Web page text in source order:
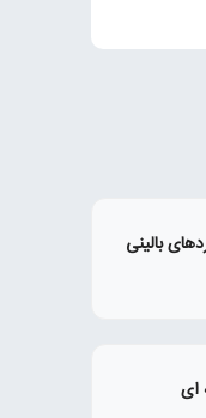
بالینی
ای